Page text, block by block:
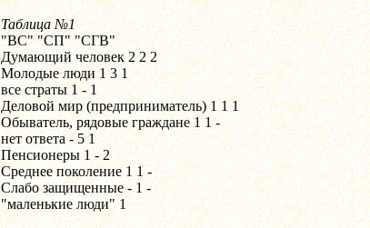
Таблица №1
"ВС" "СП" "СГВ"
Думающий человек 2 2 2
Молодые люди 1 3 1
все страты 1 - 1
Деловой мир (предприниматель) 1 1 1
Обыватель, рядовые граждане 1 1 -
нет ответа - 5 1
Пенсионеры 1 - 2
Среднее поколение 1 1 -
Слабо защищенные - 1 -
"маленькие люди" 1